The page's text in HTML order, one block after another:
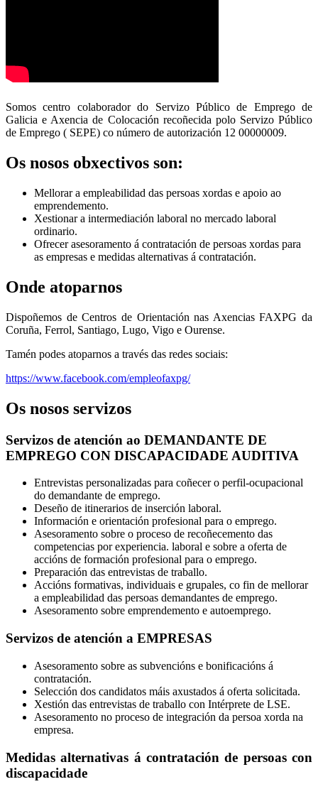
Somos centro colaborador do Servizo Público de Emprego de
Galicia e Axencia de Colocación recoñecida polo Servizo Público
de Emprego ( SEPE) co número de autorización 12 00000009.
Os nosos obxectivos son:
Mellorar a empleabilidad das persoas xordas e apoio ao
emprendemento.
Xestionar a intermediación laboral no mercado laboral
ordinario.
Ofrecer asesoramento á contratación de persoas xordas para
as empresas e medidas alternativas á contratación.
Onde atoparnos
Dispoñemos de Centros de Orientación nas Axencias FAXPG da
Coruña, Ferrol, Santiago, Lugo, Vigo e Ourense.
Tamén podes atoparnos a través das redes sociais:
https://www.facebook.com/empleofaxpg/
Os nosos servizos
Servizos de atención ao DEMANDANTE DE
EMPREGO CON DISCAPACIDADE AUDITIVA
Entrevistas personalizadas para coñecer o perfil-ocupacional
do demandante de emprego.
Deseño de itinerarios de inserción laboral.
Información e orientación profesional para o emprego.
Asesoramento sobre o proceso de recoñecemento das
competencias por experiencia. laboral e sobre a oferta de
accións de formación profesional para o emprego.
Preparación das entrevistas de traballo.
Accións formativas, individuais e grupales, co fin de mellorar
a empleabilidad das persoas demandantes de emprego.
Asesoramento sobre emprendemento e autoemprego.
Servizos de atención a EMPRESAS
Asesoramento sobre as subvencións e bonificacións á
contratación.
Selección dos candidatos máis axustados á oferta solicitada.
Xestión das entrevistas de traballo con Intérprete de LSE.
Asesoramento no proceso de integración da persoa xorda na
empresa.
Medidas alternativas á contratación de persoas con
discapacidade